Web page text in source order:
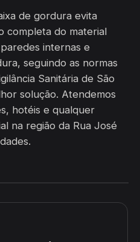
de gordura evita
completa do material
internas e
seguindo as normas
Sanitária de São
solução. Atendemos
hotéis e qualquer
na região da Rua José